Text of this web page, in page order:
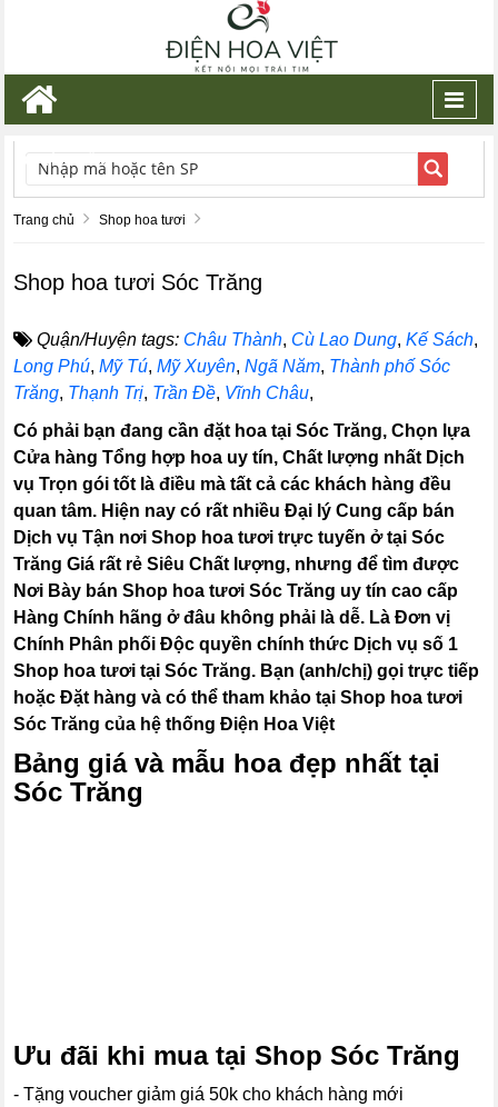
TÌM KIẾM
Trang chủ Shop hoa tươi
Shop hoa tươi Sóc Trăng
Quận/Huyện tags: Châu Thành, Cù Lao Dung,Kế Sách,
Long Phú,Mỹ Tú,Mỹ Xuyên,Ngã Năm, Thành phố Sóc
Trăng, Thạnh Trị, Trần Đề, Vĩnh Châu,
Có phải bạn đang cần đặt hoa tại Sóc Trăng, Chọn lựa
Cửa hàng Tổng hợp hoa uy tín, Chất lượng nhất Dịch
vụ Trọn gói tốt là điều mà tất cả các khách hàng đều
quan tâm. Hiện nay có rất nhiều Đại lý Cung cấp bán
Dịch vụ Tận nơi Shop hoa tươi trực tuyến ở tại Sóc
Trăng Giá rất rẻ Siêu Chất lượng, nhưng để tìm được
Nơi Bày bán Shop hoa tươi Sóc Trăng uy tín cao cấp
Hàng Chính hãng ở đâu không phải là dễ. Là Đơn vị
Chính Phân phối Độc quyền chính thức Dịch vụ số 1
Shop hoa tươi tại Sóc Trăng. Bạn (anh/chị) gọi trực tiếp
hoặc Đặt hàng và có thể tham khảo tại Shop hoa tươi
Sóc Trăng của hệ thống Điện Hoa Việt
Bảng giá và mẫu hoa đẹp nhất tại
Sóc Trăng
Ưu đãi khi mua tại Shop Sóc Trăng
- Tặng voucher giảm giá 50k cho khách hàng mới